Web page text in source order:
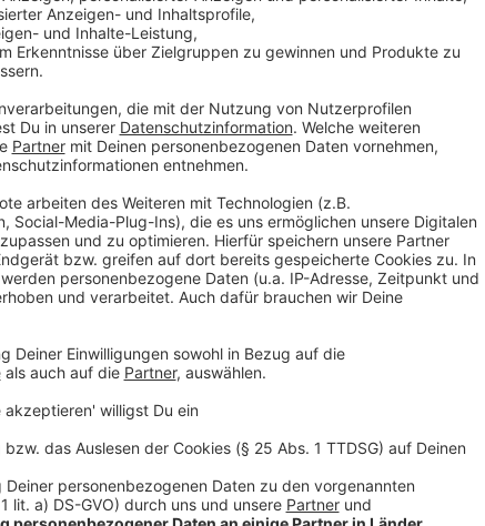
Galeria Karstadt Kaufhof schließt dutzende Warenhäuser
Deutschlands letzter großer Warenhauskonzern Galeria
des Gesamtbetriebsrats 52 der noch verbliebenen 129
mehr als 5000 Arbeitnehmerinnen und Arbeitnehmer ihren
Kaufhof hatte Ende Oktober zum zweiten Mal innerhalb von
einem Schutzschirm-Insolvenzverfahren suchen müssen.
unter anderem die Standorte Essen und Düsseldorf-
dagegen zum Beispiel der Standort in Düsseldorf an der
Lärm an Schienen: Betroffene können sich äußern
Das Eisenbahn-Bundesamt will sich ein Bild von der
An seinem Lärmaktionsplan können sich
Schienen wohnen . Wer sich durch den Lärm vom
(13.03.) bis zum 24. April in einer interaktiven Karte die
Standort beschreiben. Durch die Aktion könne man besser